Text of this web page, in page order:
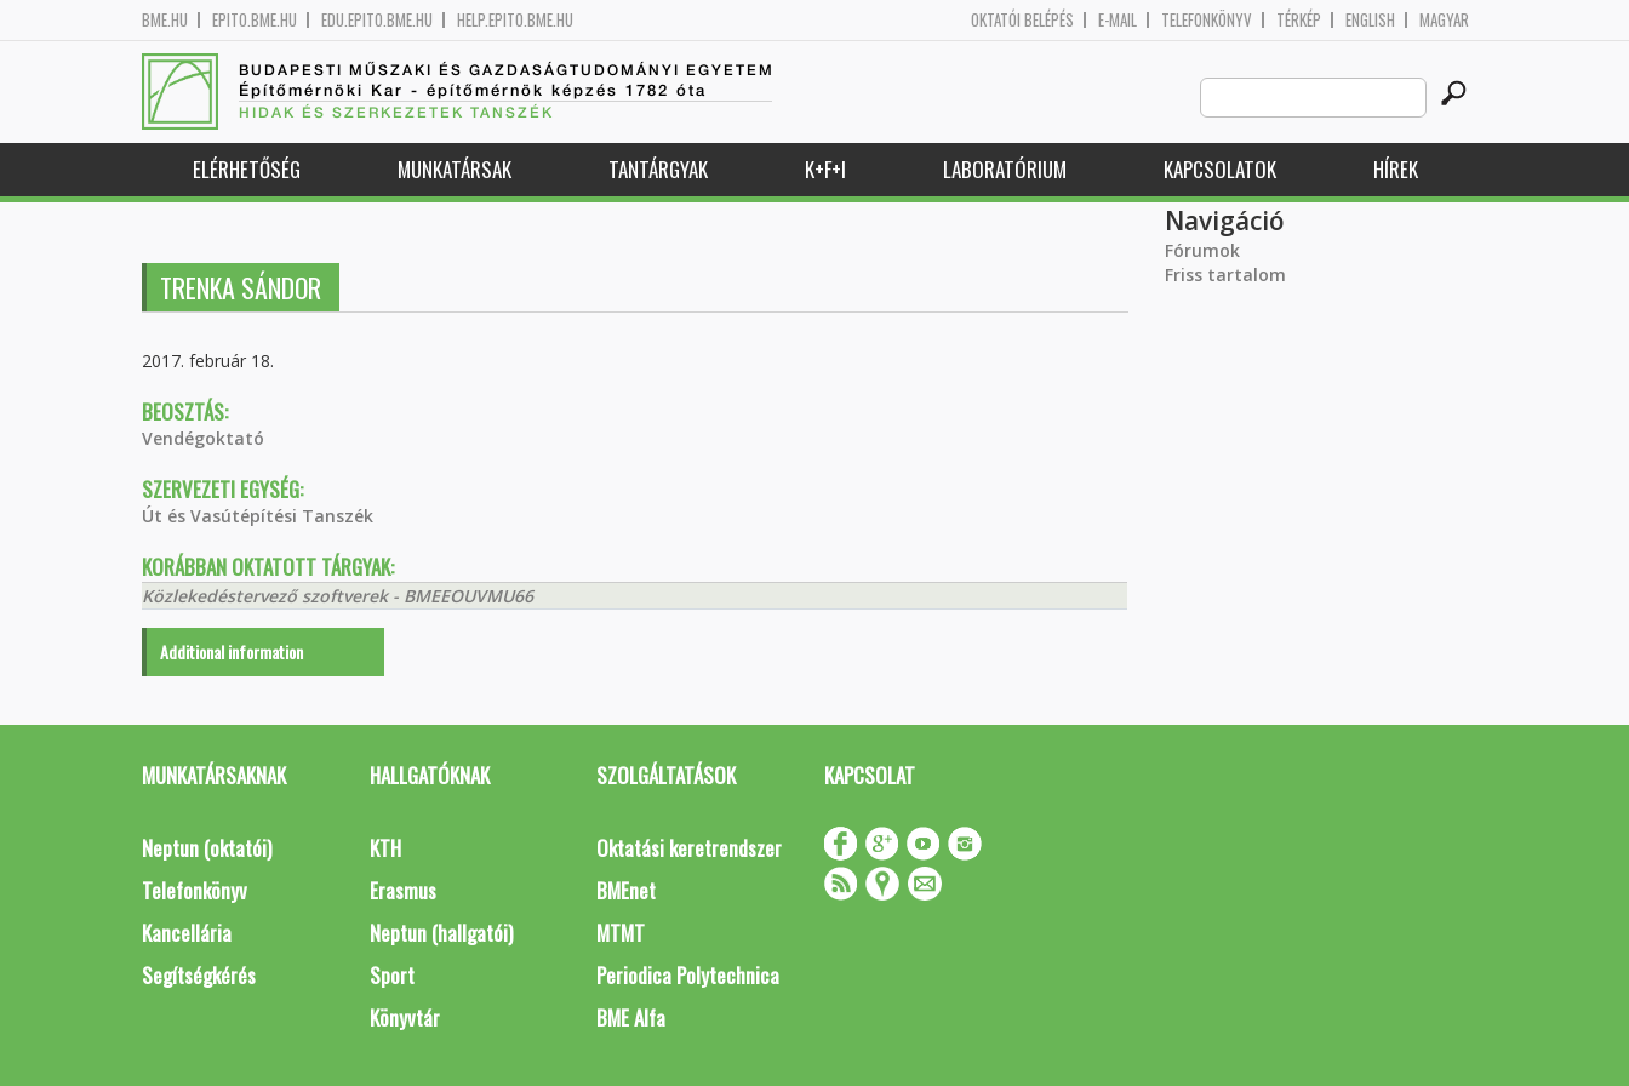
BME.HU EPITO.BME.HU EDU.EPITO.BME.HU HELP.EPITO.BME.HU OKTATÓI BELÉPÉS E-MAIL TELEFONKÖNYV TÉRKÉP ENGLISH MAGYAR
BUDAPESTI MŰSZAKI ÉS GAZDASÁGTUDOMÁNYI EGYETEM
Építőmérnöki Kar - építőmérnök képzés 1782 óta
HIDAK ÉS SZERKEZETEK TANSZÉK
Search
this
site
ELÉRHETŐSÉG MUNKATÁRSAK TANTÁRGYAK K+F+I LABORATÓRIUM KAPCSOLATOK HÍREK
TRENKA SÁNDOR
2017. február 18.
BEOSZTÁS:
Vendégoktató
SZERVEZETI EGYSÉG:
Út és Vasútépítési Tanszék
KORÁBBAN OKTATOTT TÁRGYAK:
Közlekedéstervező szoftverek - BMEEOUVMU66
Additional information
Navigáció
Fórumok
Friss tartalom
MUNKATÁRSAKNAK
Neptun (oktatói)
Telefonkönyv
Kancellária
Segítségkérés
HALLGATÓKNAK
KTH
Erasmus
Neptun (hallgatói)
Sport
Könyvtár
SZOLGÁLTATÁSOK
Oktatási keretrendszer
BMEnet
MTMT
Periodica Polytechnica
BME Alfa
KAPCSOLAT